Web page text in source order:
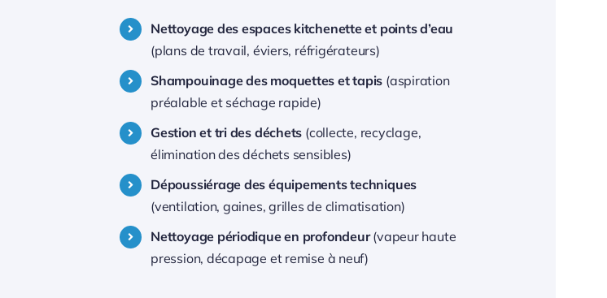
Nettoyage des espaces kitchenette et points d’eau
(plans de travail, éviers, réfrigérateurs)
Shampouinage des moquettes et tapis (aspiration
préalable et séchage rapide)
Gestion et tri des déchets (collecte, recyclage,
élimination des déchets sensibles)
Dépoussiérage des équipements techniques
(ventilation, gaines, grilles de climatisation)
Nettoyage périodique en profondeur(vapeur haute
pression, décapage et remise à neuf)